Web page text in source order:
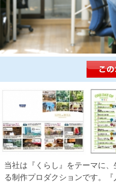
当社は『くらし』をテーマに
る制作プロダクションです。